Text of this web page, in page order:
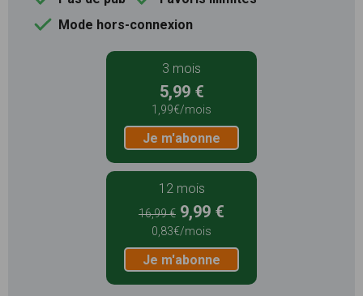
Mode hors-connexion
3 mois
5,99 €
1,99€/mois
Je m'abonne
12 mois
16,99 € 9,99 €
0,83€/mois
Je m'abonne